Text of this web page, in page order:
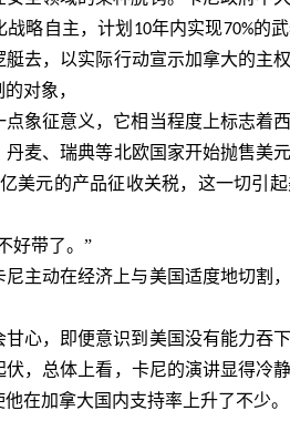
略自主，计划 10年内实现70%的
去，以实际行动宣示加拿大的主
对象，
象征意义，它相当程度上标志着
麦、瑞典等北欧国家开始抛售美
美元的产品征收关税，这一切引
好带了。”
主动在经济上与美国适度地切割
甘心，即便意识到美国没有能力吞
，总体上看，卡尼的演讲显得冷
在加拿大国内支持率上升了不少。